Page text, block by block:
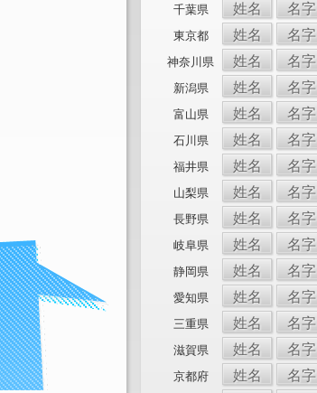
千葉県 姓名 名字
東京都 姓名 名字
神奈川県 姓名 名字
新潟県 姓名 名字
富山県 姓名 名字
石川県 姓名 名字
福井県 姓名 名字
山梨県 姓名 名字
長野県 姓名 名字
岐阜県 姓名 名字
静岡県 姓名 名字
愛知県 姓名 名字
三重県 姓名 名字
滋賀県 姓名 名字
京都府 姓名 名字